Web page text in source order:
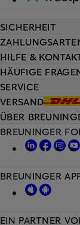
HILFE &
HÄUFIGE
SERVICE
VERSAND
SICHERHEIT
ÜBER
EIN PARTNER
BREUNINGER
BREUNINGER